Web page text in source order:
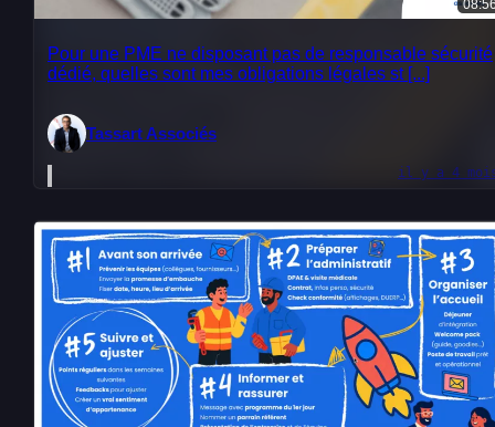
Pour une PME ne disposant pas de responsable sécurité
dédié, quelles sont mes obligations légales st [...]
Tassart Associés
il y a 4